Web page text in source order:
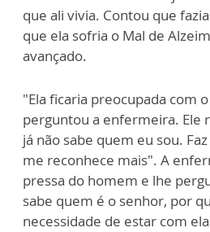
que ali vivia. Contou que
que ela sofria o Mal de
avançado.
"Ela ficaria preocupada com
perguntou a enfermeira. Ele
já não sabe quem eu sou.
me reconhece mais". A
pressa do homem e lhe
sabe quem é o senhor, por
necessidade de estar com